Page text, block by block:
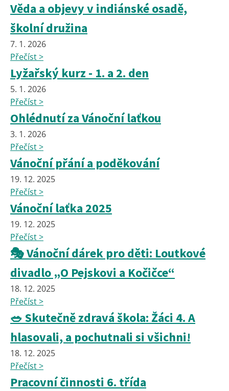
Věda a objevy v indiánské osadě,
školní družina
7. 1. 2026
Přečíst >
Lyžařský kurz - 1. a 2. den
5. 1. 2026
Přečíst >
Ohlédnutí za Vánoční laťkou
3. 1. 2026
Přečíst >
Vánoční přání a poděkování
19. 12. 2025
Přečíst >
Vánoční laťka 2025
19. 12. 2025
Přečíst >
🎭 Vánoční dárek pro děti: Loutkové
divadlo „O Pejskovi a Kočičce“
18. 12. 2025
Přečíst >
🥗 Skutečně zdravá škola: Žáci 4. A
hlasovali, a pochutnali si všichni!
18. 12. 2025
Přečíst >
Pracovní činnosti 6. třída